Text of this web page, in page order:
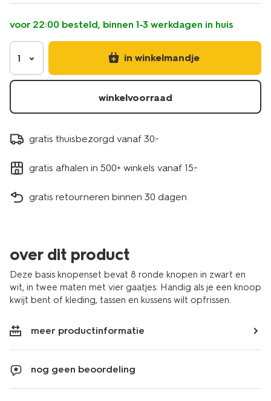
-
stuks-
1400273.html
voor 22:00 besteld, binnen 1-3 werkdagen in huis
1 in winkelmandje
winkelvoorraad
gratis thuisbezorgd vanaf 30.-
gratis afhalen in 500+ winkels vanaf 15.-
gratis retourneren binnen 30 dagen
over dit product
Deze basis knopenset bevat 8 ronde knopen in zwart en
wit, in twee maten met vier gaatjes. Handig als je een knoop
kwijt bent of kleding, tassen en kussens wilt opfrissen.
meer productinformatie
nog geen beoordeling